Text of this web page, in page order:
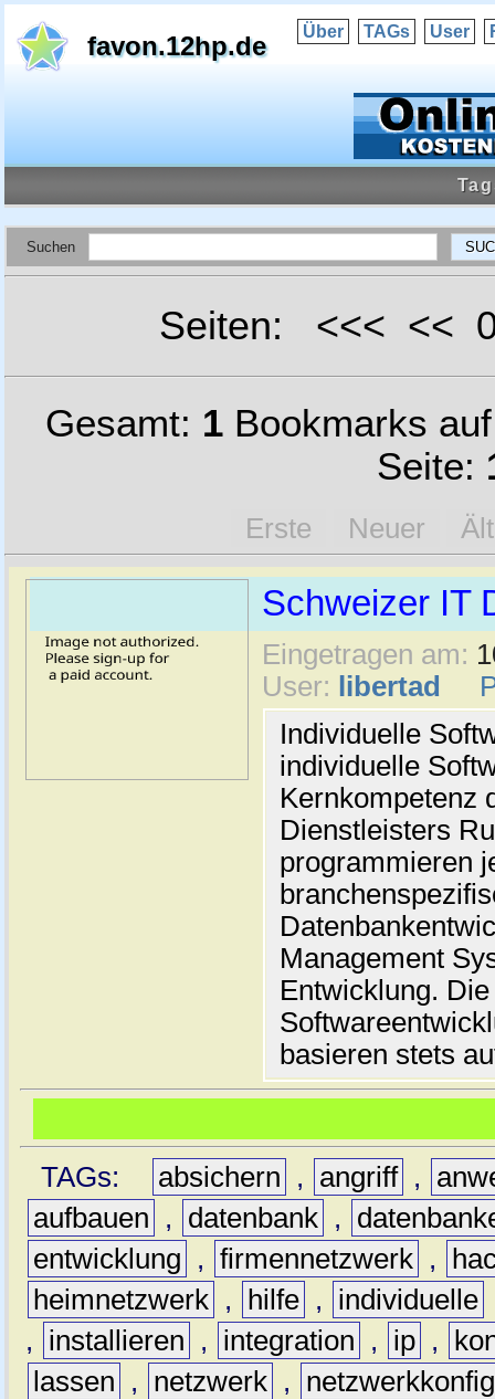
favon.12hp.de Über TAGs User
Suchen
Seiten: <<< <<
Gesamt: 1Bookmarks
Seite:
Erste Neuer
Schweizer IT
Eingetragen am:
User:
libertad
Individuelle
individuelle
Kernkompetenz
Dienstleisters
programmieren
Management
Entwicklung.
basieren stets
TAGs: absichern , angriff ,
aufbauen
, datenbank ,
entwicklung
, firmennetzwerk ,
heimnetzwerk , hilfe , individuelle
,
installieren , integration , ip ,
lassen
, netzwerk ,